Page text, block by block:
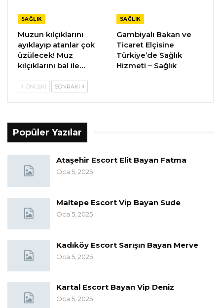
SAĞLIK
Muzun kılçıklarını
ayıklayıp atanlar çok
üzülecek! Muz
kılçıklarını bal ile…
SAĞLIK
Gambiyalı Bakan ve
Ticaret Elçisine
Türkiye’de Sağlık
Hizmeti – Sağlık
ÖNCEKI SONRAKI
Popüler Yazılar
Ataşehir Escort Elit Bayan Fatma
Oca 5, 2025
Maltepe Escort Vip Bayan Sude
Oca 5, 2025
Kadıköy Escort Sarışın Bayan Merve
Oca 5, 2025
Kartal Escort Bayan Vip Deniz
Oca 5, 2025